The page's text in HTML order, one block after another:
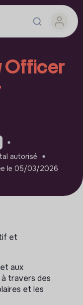
Officer
autorisé
le 05/03/2026
et
aux
travers des
et les